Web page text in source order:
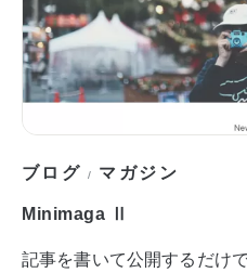
ブログ / マガジン
Minimaga Ⅱ
記事を書いて公開するだけ